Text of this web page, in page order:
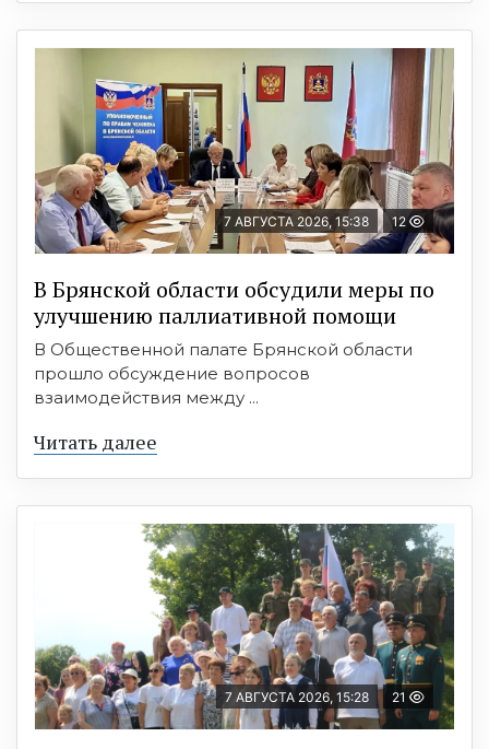
7 АВГУСТА 2026, 15:38 12
В Брянской области обсудили меры по
улучшению паллиативной помощи
В Общественной палате Брянской области
прошло обсуждение вопросов
взаимодействия между ...
Читать далее
7 АВГУСТА 2026, 15:28 21